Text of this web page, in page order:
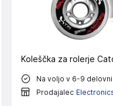
Koleščka za rolerje
Na voljo v 6-9
Prodajalec